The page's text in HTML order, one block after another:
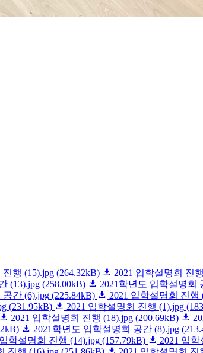
진행 (15).jpg (264.32kB) 2021 입학설명회 진
(13).jpg (258.00kB) 2021학년도 입학설명회
간 (6).jpg (225.84kB) 2021 입학설명회 진행
(231.95kB) 2021 입학설명회 진행 (1).jpg
2021 입학설명회 진행 (18).jpg (200.69kB)
2021학년도 입학설명회 공간 (8).jpg
학설명회 진행 (14).jpg (157.79kB) 2021 입